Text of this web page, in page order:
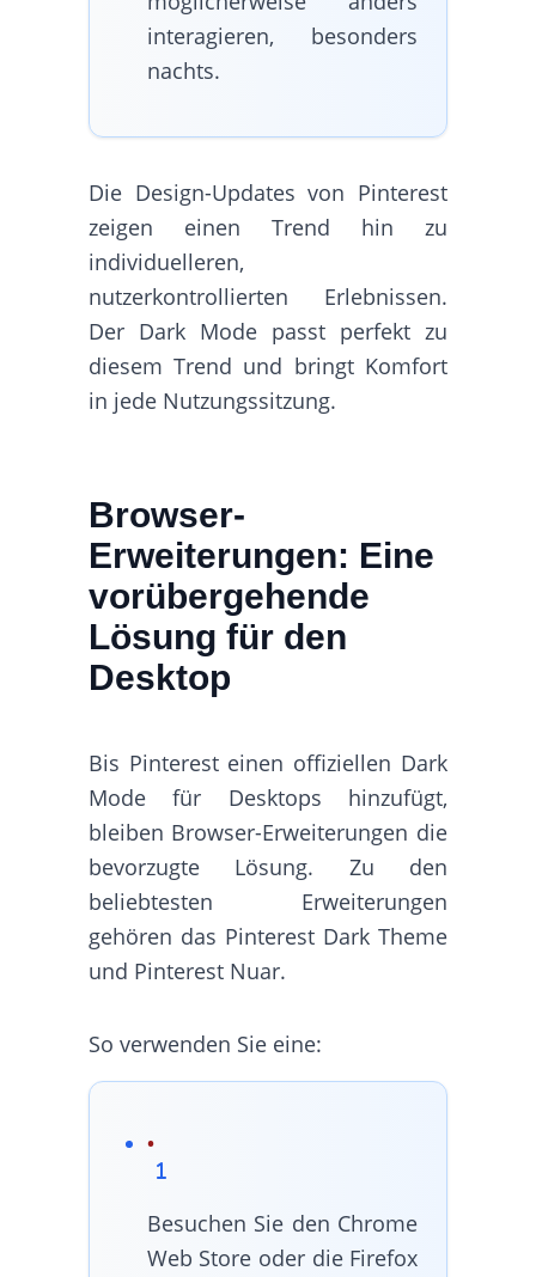
interagieren, besonders
nachts.
Die Design-Updates von Pinterest
zeigen einen Trend hin zu
individuelleren,
nutzerkontrollierten Erlebnissen.
Der Dark Mode passt perfekt zu
diesem Trend und bringt Komfort
in jede Nutzungssitzung.
Browser-
Erweiterungen: Eine
vorübergehende
Lösung für den
Desktop
Bis Pinterest einen offiziellen Dark
Mode für Desktops hinzufügt,
bleiben Browser-Erweiterungen die
bevorzugte Lösung. Zu den
beliebtesten Erweiterungen
gehören das Pinterest Dark Theme
und Pinterest Nuar.
So verwenden Sie eine:
Besuchen Sie den Chrome
Web Store oder die Firefox